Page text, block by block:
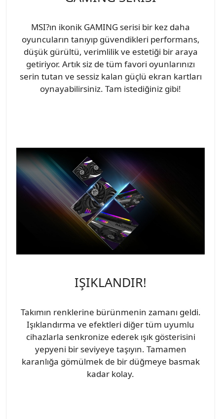
MSI?ın ikonik GAMING serisi bir kez daha
oyuncuların tanıyıp güvendikleri performans,
düşük gürültü, verimlilik ve estetiği bir araya
getiriyor. Artık siz de tüm favori oyunlarınızı
serin tutan ve sessiz kalan güçlü ekran kartları
oynayabilirsiniz. Tam istediğiniz gibi!
IŞIKLANDIR!
Takımın renklerine bürünmenin zamanı geldi.
Işıklandırma ve efektleri diğer tüm uyumlu
cihazlarla senkronize ederek ışık gösterisini
yepyeni bir seviyeye taşıyın. Tamamen
karanlığa gömülmek de bir düğmeye basmak
kadar kolay.